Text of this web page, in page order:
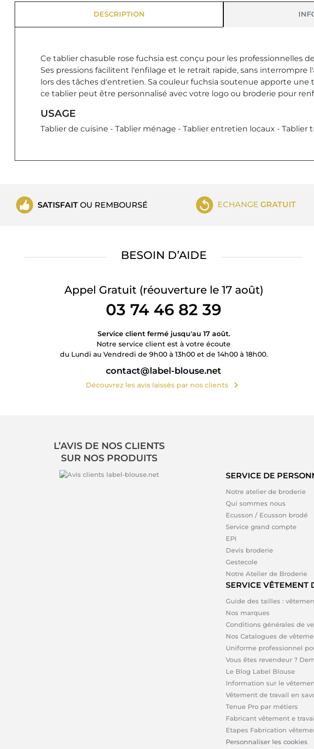
DESCRIPTION
Ce tablier chasuble rose fuchsia est conçu pour les
Ses pressions facilitent l'enfilage et le retrait rapide, sans
lors des tâches d'entretien. Sa couleur fuchsia soutenue apporte
ce tablier peut être personnalisé avec votre logo ou broderie pour
USAGE
Tablier de cuisine - Tablier ménage - Tablier entretien locaux - Tablier
SATISFAIT OU REMBOURSÉ ECHANGE GRATUIT
BESOIN D’AIDE
Appel Gratuit (réouverture le 17 août)
03 74 46 82 39
Service client fermé jusqu'au 17 août.
Notre service client est à votre écoute
du Lundi au Vendredi de 9h00 à 13h00 et de 14h00 à 18h00.
contact@label-blouse.net
Découvrez les avis laissés par nos clients chevron_right
L’AVIS DE NOS CLIENTS
SUR NOS PRODUITS
SERVICE DE
Notre atelier de broderie
Qui sommes nous
Ecusson / Ecusson brodé
Service grand compte
EPI
Devis broderie
Gestecole
Notre Atelier de Broderie
SERVICE VÊTEMENT
Guide des tailles :
Nos marques
Conditions générales de
Nos Catalogues de
Uniforme professionnel
Vous êtes revendeur ?
Le Blog Label Blouse
Information sur le
Vêtement de travail en
Tenue Pro par métiers
Fabricant vêtement e
Etapes Fabrication
Personnaliser les cookies